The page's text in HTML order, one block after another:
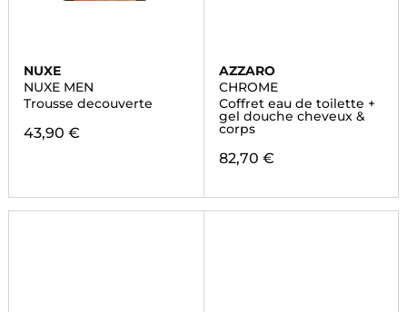
NUXE
NUXE MEN
Trousse decouverte
43,90 €
AZZARO
CHROME
Coffret eau de toilette +
gel douche cheveux &
corps
82,70 €